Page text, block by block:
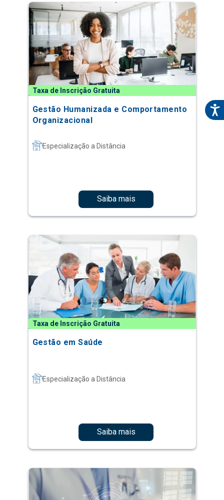
Taxa de Inscrição Gratuita
Gestão Humanizada e Comportamento
Organizacional
Especialização a Distância
Saiba mais
Taxa de Inscrição Gratuita
Gestão em Saúde
Especialização a Distância
Saiba mais